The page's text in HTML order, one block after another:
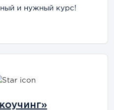
и нужный курс!